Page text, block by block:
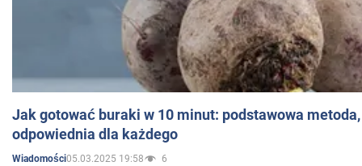
Jak gotować buraki w 10 minut: podstawowa
odpowiednia dla każdego
Wiadomości05.03.2025 19:58 6